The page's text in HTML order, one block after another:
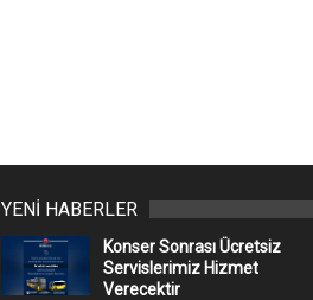
YENİ HABERLER
Konser Sonrası Ücretsiz
Servislerimiz Hizmet
Verecektir